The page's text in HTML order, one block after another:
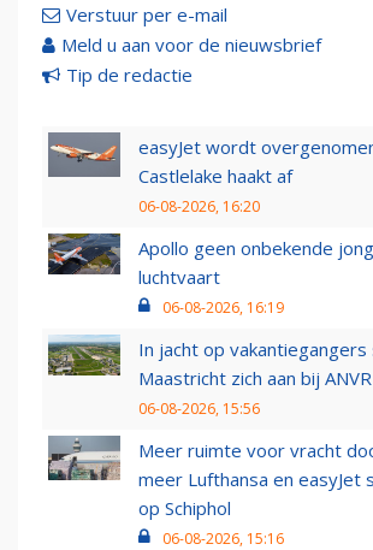
Verstuur per e-mail
Meld u aan voor de nieuwsbrief
Tip de redactie
easyJet wordt
Castlelake haakt af
06-08-2026, 16:20
Apollo geen onbekende
luchtvaart
06-08-2026, 16:19
In jacht op
Maastricht zich aan bij ANVR
06-08-2026, 15:56
Meer ruimte voor vracht
meer Lufthansa en easyJet
op Schiphol
06-08-2026, 15:16